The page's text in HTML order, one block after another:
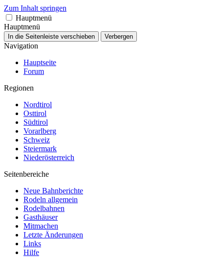
Zum Inhalt springen
Hauptmenü
Hauptmenü
In die Seitenleiste verschieben Verbergen
Navigation
Hauptseite
Forum
Regionen
Nordtirol
Osttirol
Südtirol
Vorarlberg
Schweiz
Steiermark
Niederösterreich
Seitenbereiche
Neue Bahnberichte
Rodeln allgemein
Rodelbahnen
Gasthäuser
Mitmachen
Letzte Änderungen
Links
Hilfe